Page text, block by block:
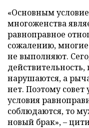
«Основным
многоженства
равноправное
сожалению,
не выполняют.
нарушаются, а
нет. Поэтому совет
условия
соблюдаются, то
новый брак», –